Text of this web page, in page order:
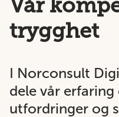
trygghet
I Norconsult
dele vår
utfordringer og